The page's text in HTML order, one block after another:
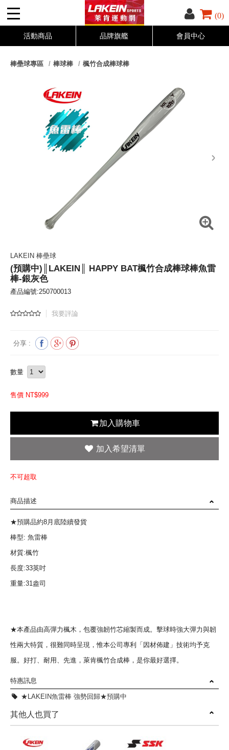
(0)
活動商品 品牌旗艦 會員中心
棒壘球專區 棒球棒 楓竹合成棒球棒
next
LAKEIN 棒壘球
(預購中)║LAKEIN║ HAPPY BAT楓竹合成棒球棒魚雷
棒-銀灰色
產品編號:250700013
我要評論
分享 :
數量
售價 NT$999
加入購物車
不可超取
商品描述
★預購品約8月底陸續發貨
棒型: 魚雷棒
材質:楓竹
長度:33英吋
重量:31盎司
★本產品由高彈力楓木，包覆強韌竹芯縮製而成。擊球時強大彈力與韌
性兩大特質，很難同時呈現，惟本公司專利「因材佈建」技術均予克
服。好打、耐用、先進，萊肯楓竹合成棒，是你最好選擇。
特惠訊息
★LAKEIN魚雷棒 強勢回歸★預購中
其他人也買了